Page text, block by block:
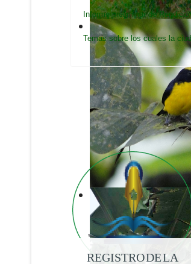
Informe preliminar de
Temas sobre los cuales la
REGISTRO DE LA